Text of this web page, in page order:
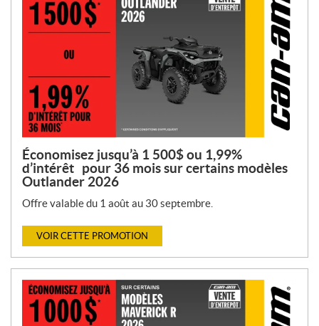
Économisez jusqu’à 1 500$ ou 1,99%
d’intérêt pour 36 mois sur certains modèles
Outlander 2026
Offre valable du 1 août au 30 septembre.
VOIR CETTE PROMOTION